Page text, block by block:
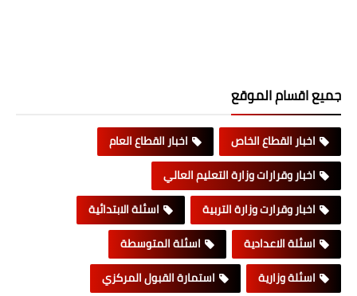
جميع اقسام الموقع
اخبار القطاع الخاص
اخبار القطاع العام
اخبار وقرارات وزارة التعليم العالي
اخبار وقرارت وزارة التربية
اسئلة الابتدائية
اسئلة الاعدادية
اسئلة المتوسطة
اسئلة وزارية
استمارة القبول المركزي